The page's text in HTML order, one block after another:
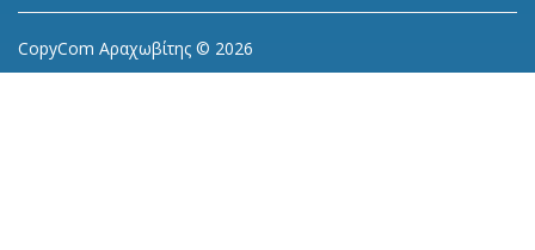
CopyCom Αραχωβίτης © 2026